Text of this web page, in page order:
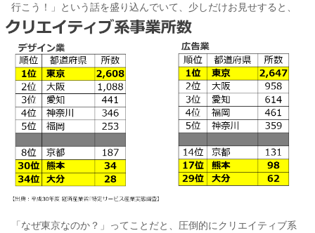
行こう！」という話を盛り込んでいて、少しだけお見せすると、
「なぜ東京なのか？」ってことだと、圧倒的にクリエイティブ系